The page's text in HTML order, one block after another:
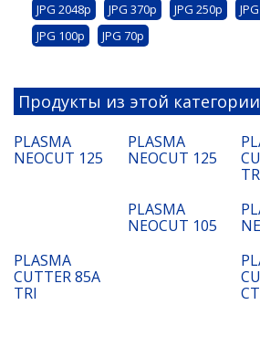
JPG 2048p JPG 370p JPG 250p
JPG 100p
JPG 70p
Продукты из этой категории
PLASMA
NEOCUT 125
PLASMA
NEOCUT 125
PLASMA
NEOCUT 105
PLASMA
CUTTER 85A
TRI